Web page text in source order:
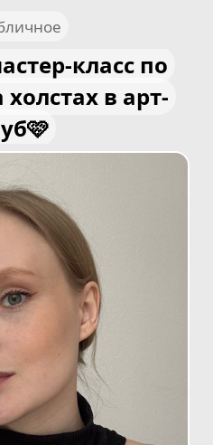
класс по
в арт-